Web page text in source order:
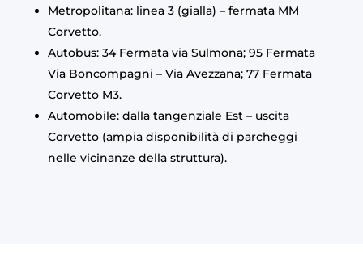
Metropolitana: linea 3 (gialla) – fermata MM
Corvetto.
Autobus: 34 Fermata via Sulmona; 95 Fermata
Via Boncompagni – Via Avezzana; 77 Fermata
Corvetto M3.
Automobile: dalla tangenziale Est – uscita
Corvetto (ampia disponibilità di parcheggi
nelle vicinanze della struttura).